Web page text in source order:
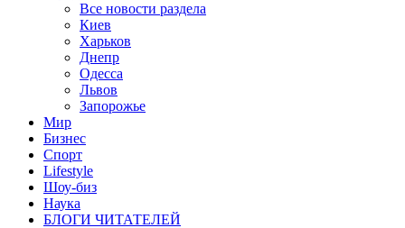
Все новости раздела
Киев
Харьков
Днепр
Одесса
Львов
Запорожье
Мир
Бизнес
Спорт
Lifestyle
Шоу-биз
Наука
БЛОГИ ЧИТАТЕЛЕЙ